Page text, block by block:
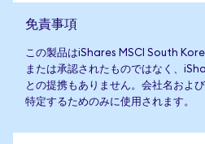
免責事項
この製品はiShares MSCI South
または承認されたものではなく、
との提携もありません。会社名およ
特定するためのみに使用されます。